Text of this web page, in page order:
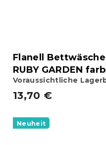
Flanell
RUBY GARDEN
Voraussichtliche
13,70 €
Neuheit